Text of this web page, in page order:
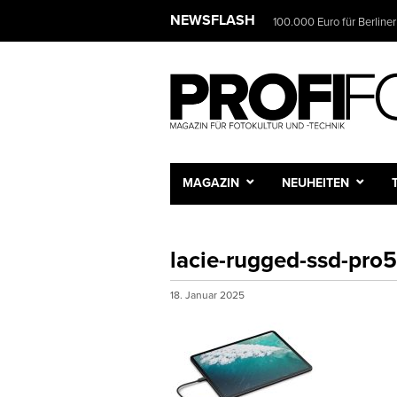
NEWSFLASH Das Fotostudio wird zur
MAGAZIN NEUHEITEN
lacie-rugged-ssd-
18. Januar 2025
Wir
und Sie
Vorname:
E-Mail-